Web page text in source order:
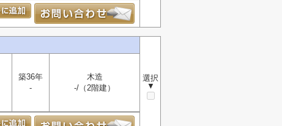
選択
▼
築36年
-
木造
-/（2階建）